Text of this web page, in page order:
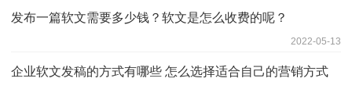
发布一篇软文需要多少钱？软文是怎么收费的呢？
2022-05-13
企业软文发稿的方式有哪些 怎么选择适合自己的营销方式